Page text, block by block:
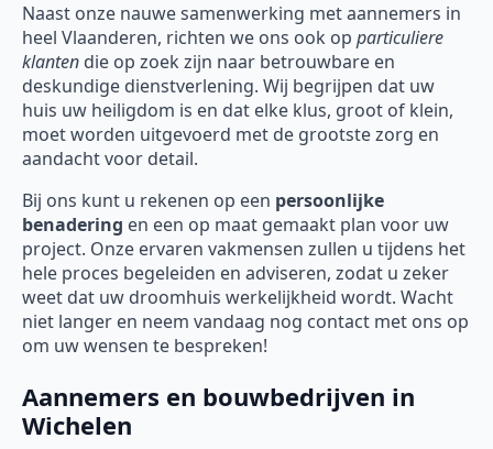
Naast onze nauwe samenwerking met aannemers in
heel Vlaanderen, richten we ons ook op particuliere
klanten die op zoek zijn naar betrouwbare en
deskundige dienstverlening. Wij begrijpen dat uw
huis uw heiligdom is en dat elke klus, groot of klein,
moet worden uitgevoerd met de grootste zorg en
aandacht voor detail.
Bij ons kunt u rekenen op een persoonlijke
benadering en een op maat gemaakt plan voor uw
project. Onze ervaren vakmensen zullen u tijdens het
hele proces begeleiden en adviseren, zodat u zeker
weet dat uw droomhuis werkelijkheid wordt. Wacht
niet langer en neem vandaag nog contact met ons op
om uw wensen te bespreken!
Aannemers en bouwbedrijven in
Wichelen